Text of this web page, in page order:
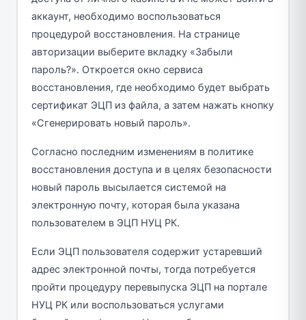
аккаунт, необходимо воспользоваться
процедурой восстановления. На странице
авторизации выберите вкладку «Забыли
пароль?». Откроется окно сервиса
восстановления, где необходимо будет выбрать
сертификат ЭЦП из файла, а затем нажать кнопку
«Сгенерировать новый пароль».
Согласно последним изменениям в политике
восстановления доступа и в целях безопасности
новый пароль высылается системой на
электронную почту, которая была указана
пользователем в ЭЦП НУЦ РК.
Если ЭЦП пользователя содержит устаревший
адрес электронной почты, тогда потребуется
пройти процедуру перевыпуска ЭЦП на портале
НУЦ РК или воспользоваться услугами